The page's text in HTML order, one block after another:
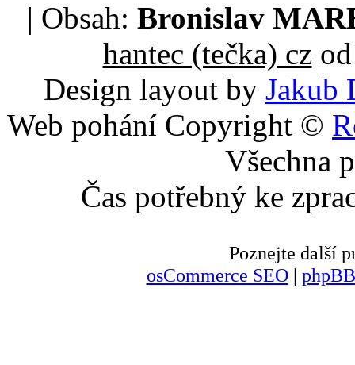
| Obsah: Bronislav
hantec (tečka) czod
Design layout by Jakub
Web pohání Copyright ©
Všechna
Čas potřebný ke
Poznejte další
osCommerce SEO|